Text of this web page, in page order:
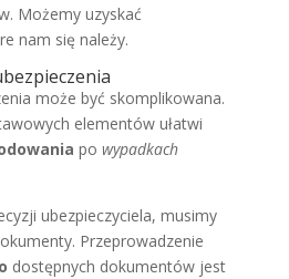
Możemy uzyskać
nam się należy.
może być skomplikowana.
elementów ułatwi
po wypadkach
ubezpieczyciela, musimy
Przeprowadzenie
dostępnych dokumentów jest